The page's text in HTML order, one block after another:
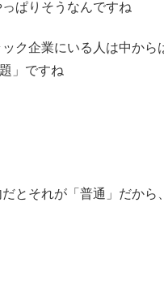
ぱりそうなんですね
ック企業にいる人は中から
」ですね
とそれが「普通」だから